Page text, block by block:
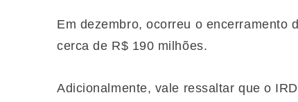
Em dezembro, ocorreu o encerramento
cerca de R$ 190 milhões.
Adicionalmente, vale ressaltar que o